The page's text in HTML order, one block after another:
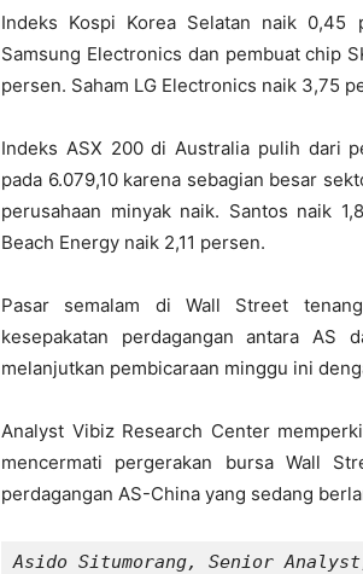
Indeks Kospi Korea Selatan naik 0,45
Samsung Electronics dan pembuat chip
persen. Saham LG Electronics naik 3,75
Indeks ASX 200 di Australia pulih dari
pada 6.079,10 karena sebagian besar
perusahaan minyak naik. Santos naik
Beach Energy naik 2,11 persen.
Pasar semalam di Wall Street
kesepakatan perdagangan antara AS
melanjutkan pembicaraan minggu ini
Analyst Vibiz Research Center
mencermati pergerakan bursa Wall
perdagangan AS-China yang sedang
Asido Situmorang, Senior